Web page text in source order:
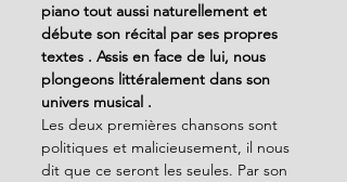
piano tout aussi naturellement et
débute son récital par ses propres
textes . Assis en face de lui, nous
plongeons littéralement dans son
univers musical .
Les deux premières chansons sont
politiques et malicieusement, il nous
dit que ce seront les seules. Par son